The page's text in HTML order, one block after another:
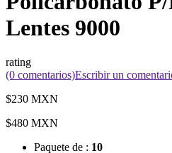
Lentes 9000
rating
(0 comentarios)Escribir un
$230 MXN
$480 MXN
Paquete de : 10